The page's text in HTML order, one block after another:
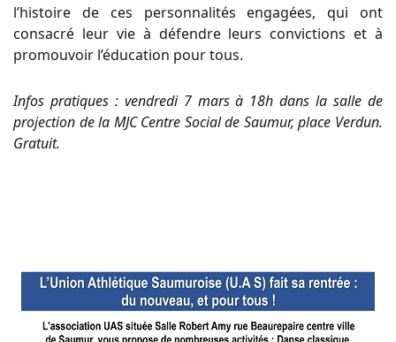
l’histoire de ces personnalités engagées, qui ont
consacré leur vie à défendre leurs convictions et à
promouvoir l’éducation pour tous.
Infos pratiques : vendredi 7 mars à 18h dans la salle de
projection de la MJC Centre Social de Saumur, place Verdun.
Gratuit.